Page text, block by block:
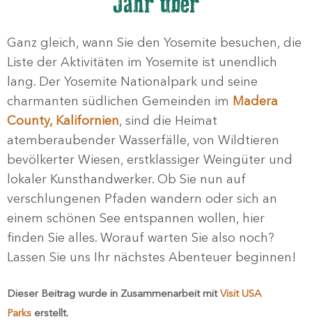
Jahr über
Ganz gleich, wann Sie den Yosemite besuchen, die
Liste der Aktivitäten im Yosemite ist unendlich
lang. Der Yosemite Nationalpark und seine
charmanten südlichen Gemeinden im Madera
County, Kalifornien, sind die Heimat
atemberaubender Wasserfälle, von Wildtieren
bevölkerter Wiesen, erstklassiger Weingüter und
lokaler Kunsthandwerker. Ob Sie nun auf
verschlungenen Pfaden wandern oder sich an
einem schönen See entspannen wollen, hier
finden Sie alles. Worauf warten Sie also noch?
Lassen Sie uns Ihr nächstes Abenteuer beginnen!
Dieser Beitrag wurde in Zusammenarbeit mit Visit USA
Parks erstellt.